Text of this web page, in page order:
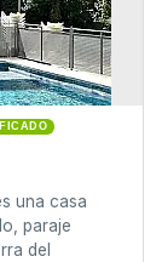
una casa
paraje
del